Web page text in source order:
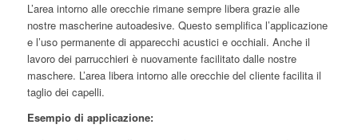
L’area intorno alle orecchie rimane sempre libera grazie alle
nostre mascherine autoadesive. Questo semplifica l’applicazione
e l’uso permanente di apparecchi acustici e occhiali. Anche il
lavoro dei parrucchieri è nuovamente facilitato dalle nostre
maschere. L’area libera intorno alle orecchie del cliente facilita il
taglio dei capelli.
Esempio di applicazione: